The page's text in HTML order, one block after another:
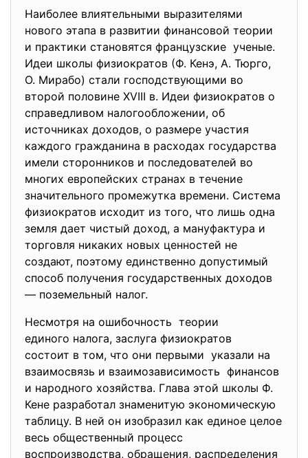
Наиболее влиятельными выразителями
нового этапа в развитии финансовой теории
и практики становятся французские ученые.
Идеи школы физиократов (Ф. Кенэ, А. Тюрго,
О. Мирабо) стали господствующими во
второй половине XVIII в. Идеи физиократов о
справедливом налогообложении, об
источниках доходов, о размере участия
каждого гражданина в расходах государства
имели сторонников и последователей во
многих европейских странах в течение
значительного промежутка времени. Система
физиократов исходит из того, что лишь одна
земля дает чистый доход, а мануфактура и
торговля никаких новых ценностей не
создают, поэтому единственно допустимый
способ получения государственных доходов
— поземельный налог.
Несмотря на ошибочность теории
единого налога, заслуга физиократов
состоит в том, что они первыми указали на
взаимосвязь и взаимозависимость финансов
и народного хозяйства. Глава этой школы Ф.
Кене разработал знаменитую экономическую
таблицу. В ней он изобразил как единое целое
весь общественный процесс
воспроизводства, обращения, распределения